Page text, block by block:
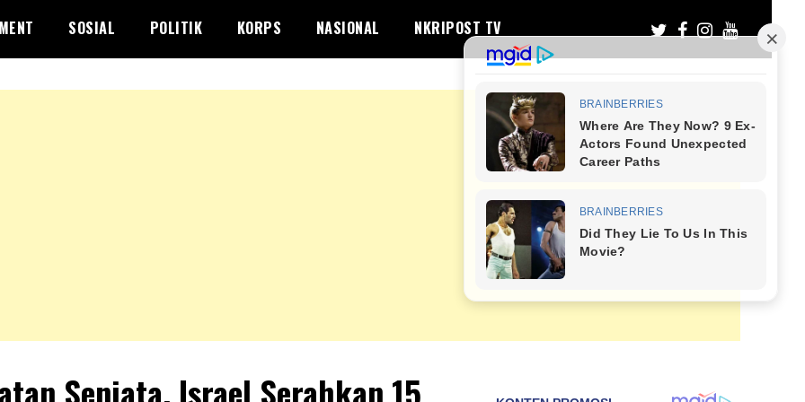
SOSIAL POLITIK KORPS NASIONAL NKRIPOST TV
Senjata, Israel Serahkan 15